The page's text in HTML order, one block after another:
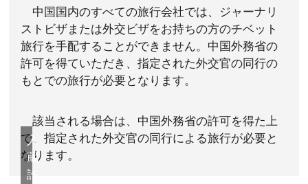
中国国内のすべての旅行会社では、ジャーナリ
ストビザまたは外交ビザをお持ちの方のチベット
旅行を手配することができません。中国外務省の
許可を得ていただき、指定された外交官の同行の
もとでの旅行が必要となります。
該当される場合は、中国外務省の許可を得た上
で、指定された外交官の同行による旅行が必要と
なります。
入
蔵
許